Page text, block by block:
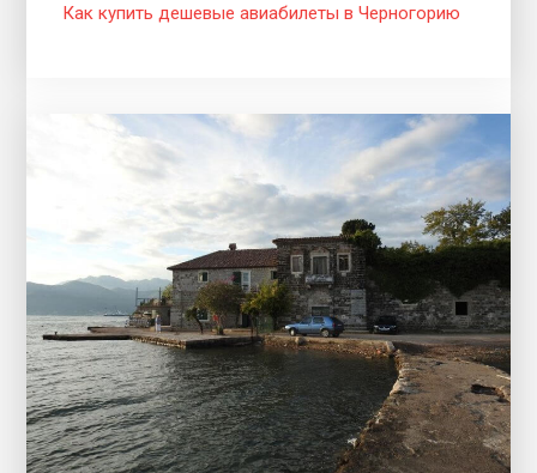
Как купить дешевые авиабилеты в Черногорию